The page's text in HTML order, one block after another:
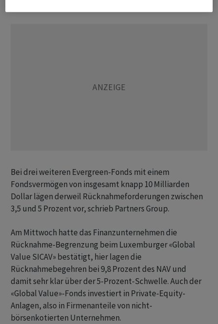
Bei drei weiteren Evergreen-Fonds mit einem
Fondsvermögen von insgesamt knapp 10 Milliarden
Dollar lägen derweil Rücknahmeforderungen zwischen
3,5 und 5 Prozent vor, schrieb Partners Group.
Am Mittwoch hatte das Finanzunternehmen die
Rücknahme-Begrenzung beim Luxemburger «Global
Value SICAV» bestätigt, hier lagen die
Rücknahmebegehren bei 9,8 Prozent des NAV und
damit sehr klar über der 5-Prozent-Schwelle. Auch der
«Global Value»-Fonds investiert in Private-Equity-
Anlagen, also in Firmenanteile von nicht-
börsenkotierten Unternehmen.